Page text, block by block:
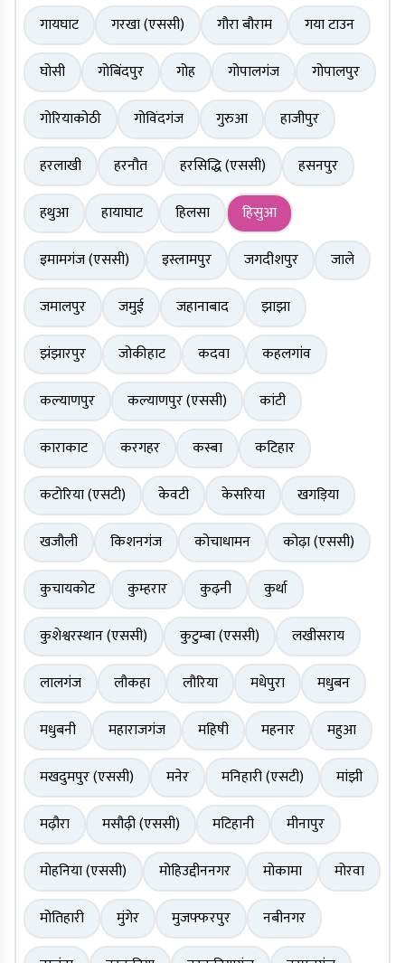
गायघाट
गरखा (एससी) गौरा बौराम
गया टाउन
घोसी
गोबिंदपुर गोह गोपालगंज
गोपालपुर
गोरियाकोठी
गोविंदगंज गुरुआ
हाजीपुर
हरलाखी
हरनौत हरसिद्धि (एससी)
हसनपुर
हथुआ
हायाघाट हिलसा
हिसुआ
इमामगंज (एससी)
इस्लामपुर जगदीशपुर
जाले
जमालपुर
जमुई जहानाबाद
झाझा
झंझारपुर
जोकीहाट कदवा
कहलगांव
कल्याणपुर
कल्याणपुर (एससी)
कांटी
काराकाट
करगहर कस्बा
कटिहार
कटोरिया (एसटी)
केवटी केसरिया
खगड़िया
खजौली
किशनगंज कोचाधामन
कोढ़ा (एससी)
कुचायकोट
कुम्हरार कुढ़नी
कुर्था
कुशेश्वरस्थान (एससी)
कुटुम्बा (एससी)
लखीसराय
लालगंज
लौकहा लौरिया मधेपुरा
मधुबन
मधुबनी
महाराजगंज महिषी महनार
महुआ
मखदुमपुर (एससी)
मनेर मनिहारी (एसटी)
मांझी
मढ़ौरा
मसौढ़ी (एससी) मटिहानी
मीनापुर
मोहनिया (एससी)
मोहिउद्दीननगर मोकामा
मोरवा
मोतिहारी
मुंगेर मुजफ्फरपुर
नबीनगर